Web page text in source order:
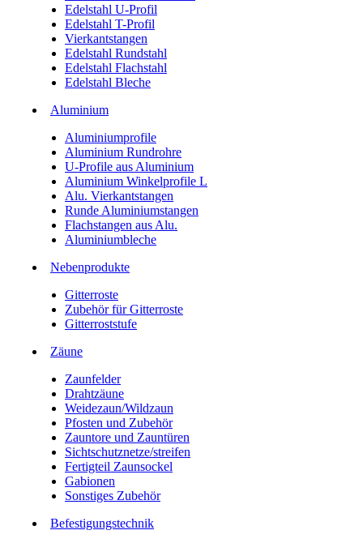
Edelstahl U-Profil
Edelstahl T-Profil
Vierkantstangen
Edelstahl Rundstahl
Edelstahl Flachstahl
Edelstahl Bleche
Aluminium
Aluminiumprofile
Aluminium Rundrohre
U-Profile aus Aluminium
Aluminium Winkelprofile L
Alu. Vierkantstangen
Runde Aluminiumstangen
Flachstangen aus Alu.
Aluminiumbleche
Nebenprodukte
Gitterroste
Zubehör für Gitterroste
Gitterroststufe
Zäune
Zaunfelder
Drahtzäune
Weidezaun/Wildzaun
Pfosten und Zubehör
Zauntore und Zauntüren
Sichtschutznetze/streifen
Fertigteil Zaunsockel
Gabionen
Sonstiges Zubehör
Befesti­gungstechnik